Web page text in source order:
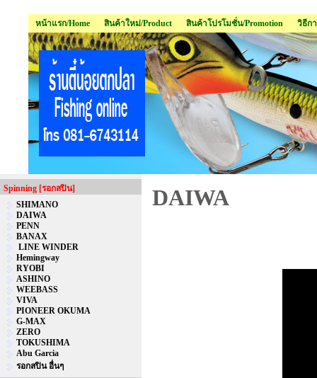
หน้าแรก/Home สินค้าใหม่/Product สินค้าโปรโมชั่น/Promotion วิธีก
Spinning [รอกสปิน]
SHIMANO
DAIWA
PENN
BANAX
LINE WINDER
Hemingway
RYOBI
ASHINO
WEEBASS
VIVA
PIONEER OKUMA
G-MAX
ZERO
TOKUSHIMA
Abu Garcia
รอกสปิน อื่นๆ
DAIWA